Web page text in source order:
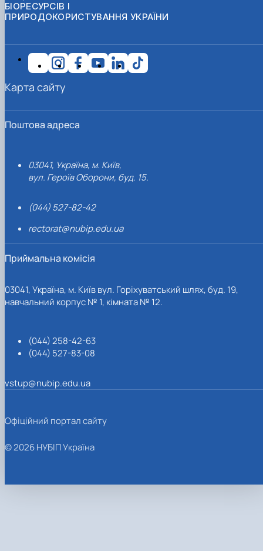
БІОРЕСУРСІВ І
ПРИРОДОКОРИСТУВАННЯ УКРАЇНИ
Поштова адреса
03041, Україна, м. Київ,
вул. Героїв Оборони, буд. 15.
(044) 527-82-42
rectorat@nubip.edu.ua
Приймальна комісія
03041, Україна, м. Київ вул. Горіхуватський шлях, буд. 19,
навчальний корпус № 1, кімната № 12.
(044) 258-42-63
(044) 527-83-08
vstup@nubip.edu.ua
Карта сайту
Офіційний портал сайту
© 2026 НУБІП Україна